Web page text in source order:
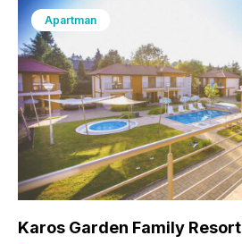
Apartman
Karos Garden Family Resort